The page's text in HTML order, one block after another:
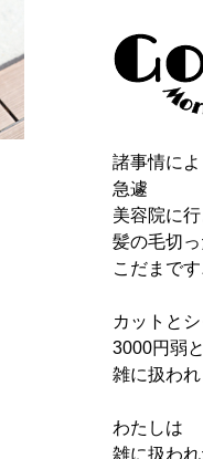
諸事情によ
急遽
美容院に行
髪の毛切っ
こだまです
カットと
3000円弱
雑に扱わ
わたしは
雑に扱わ